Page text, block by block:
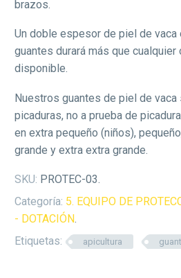
brazos.
Un doble espesor de piel de
guantes durará más que
disponible.
Nuestros guantes de piel de
picaduras, no a prueba de
en extra pequeño (niños),
grande y extra extra grande.
SKU: PROTEC-03.
Categoría: 5. EQUIPO DE
- DOTACIÓN.
Etiquetas:
apicultura